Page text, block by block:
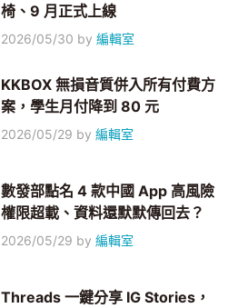
椅、9 月正式上線
2026/05/30 by編輯室
KKBOX 無損音質併入所有付費方
案，學生月付降到 80 元
2026/05/29 by編輯室
數發部點名 4 款中國 App 高風險
權限超載、資料還默默傳回去？
2026/05/29 by編輯室
Threads 一鍵分享 IG Stories，